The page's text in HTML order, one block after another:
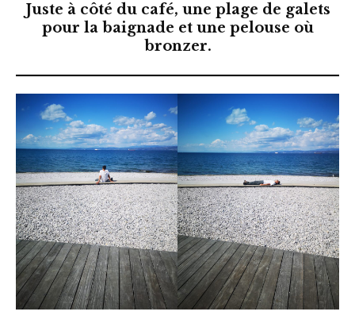
Juste à côté du café, une plage de galets
pour la baignade et une pelouse où
bronzer.